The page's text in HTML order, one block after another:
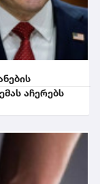
აჩერებს